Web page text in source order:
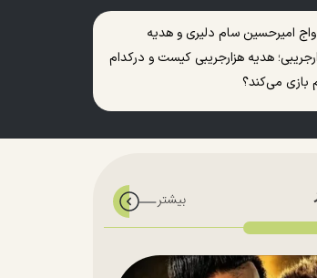
امیرحسین سام دلیری و هدیه
هدیه هزارجریبی کیست و درکدام
بازی می‌کند؟